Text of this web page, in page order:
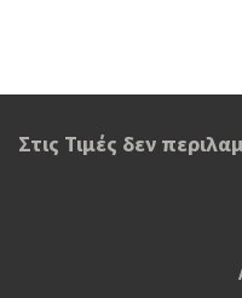
Στις Τιμές δεν